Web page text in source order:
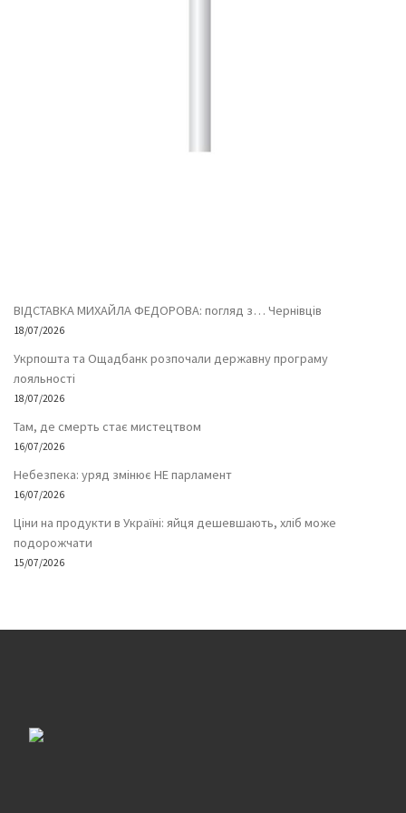
ВІДСТАВКА МИХАЙЛА ФЕДОРОВА: погляд з… Чернівців
18/07/2026
Укрпошта та Ощадбанк розпочали державну програму
лояльності
18/07/2026
Там, де смерть стає мистецтвом
16/07/2026
Небезпека: уряд змінює НЕ парламент
16/07/2026
Ціни на продукти в Україні: яйця дешевшають, хліб може
подорожчати
15/07/2026